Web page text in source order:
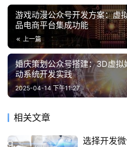
游戏动漫公众号开发方案：虚
品电商平台集成功能
上一篇
婚庆策划公众号搭建：3D虚
动系统开发实践
2025-04-14 下午11:27
相关文章
选择开发